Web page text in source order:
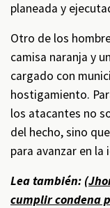
planeada y
Otro de los
camisa naranja y
cargado con
hostigamiento.
los atacantes no
del hecho, sino
para avanzar en
Lea también: (
cumplir condena